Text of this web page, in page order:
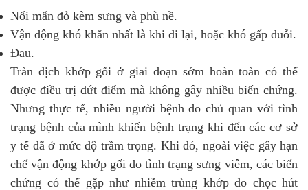
Nổi mẩn đỏ kèm sưng và phù nề.
Vận động khó khăn nhất là khi đi lại, hoặc khó gấp duỗi.
Đau.
Tràn dịch khớp gối ở giai đoạn sớm hoàn toàn có thể
được điều trị dứt điểm mà không gây nhiều biến chứng.
Nhưng thực tế, nhiều người bệnh do chủ quan với tình
trạng bệnh của mình khiến bệnh trạng khi đến các cơ sở
y tế đã ở mức độ trầm trọng. Khi đó, ngoài việc gây hạn
chế vận động khớp gối do tình trạng sưng viêm, các biến
chứng có thể gặp như nhiễm trùng khớp do chọc hút